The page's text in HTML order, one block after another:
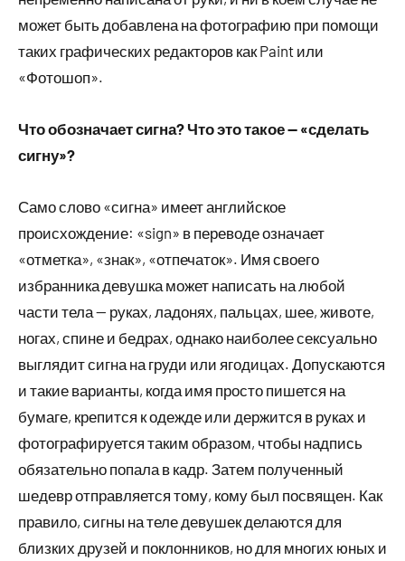
может быть добавлена на фотографию при помощи
таких графических редакторов как Paint или
«Фотошоп».
Что обозначает сигна? Что это такое — «сделать
сигну»?
Само слово «сигна» имеет английское
происхождение: «sign» в переводе означает
«отметка», «знак», «отпечаток». Имя своего
избранника девушка может написать на любой
части тела — руках, ладонях, пальцах, шее, животе,
ногах, спине и бедрах, однако наиболее сексуально
выглядит сигна на груди или ягодицах. Допускаются
и такие варианты, когда имя просто пишется на
бумаге, крепится к одежде или держится в руках и
фотографируется таким образом, чтобы надпись
обязательно попала в кадр. Затем полученный
шедевр отправляется тому, кому был посвящен. Как
правило, сигны на теле девушек делаются для
близких друзей и поклонников, но для многих юных и